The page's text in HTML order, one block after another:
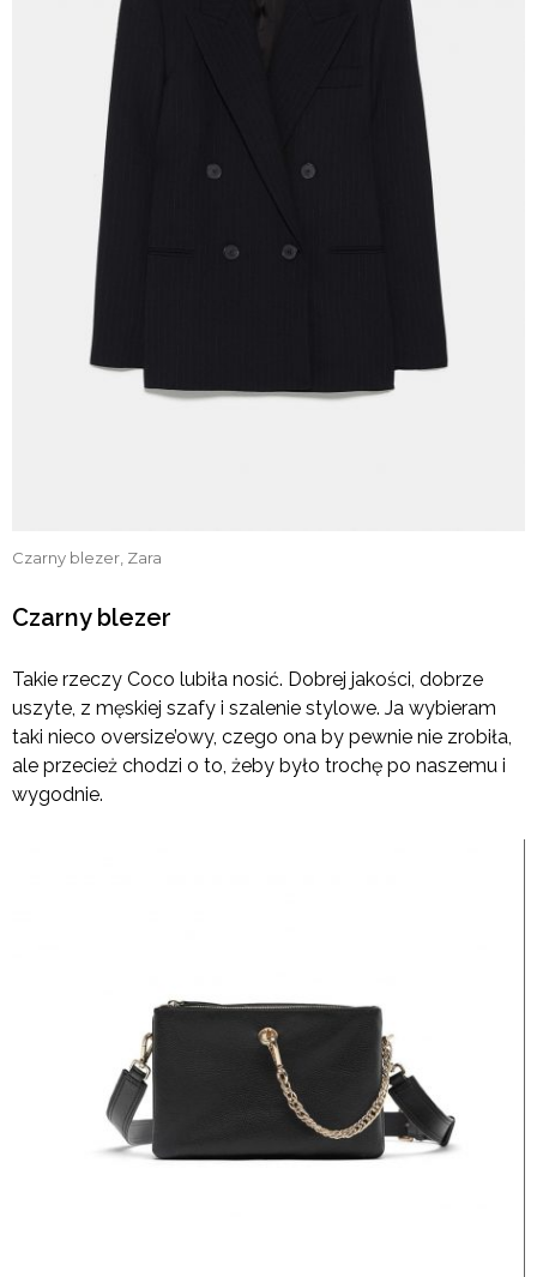
Czarny blezer, Zara
Czarny blezer
Takie rzeczy Coco lubiła nosić. Dobrej jakości, dobrze
uszyte, z męskiej szafy i szalenie stylowe. Ja wybieram
taki nieco oversize’owy, czego ona by pewnie nie zrobiła,
ale przecież chodzi o to, żeby było trochę po naszemu i
wygodnie.